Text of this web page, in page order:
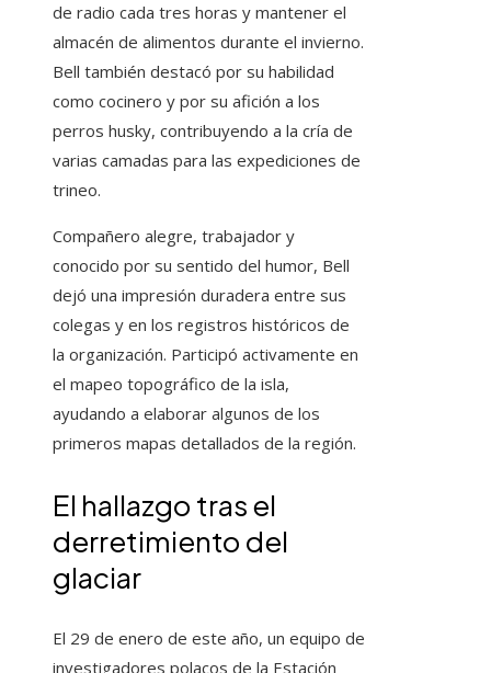
de radio cada tres horas y mantener el
almacén de alimentos durante el invierno.
Bell también destacó por su habilidad
como cocinero y por su afición a los
perros husky, contribuyendo a la cría de
varias camadas para las expediciones de
trineo.
Compañero alegre, trabajador y
conocido por su sentido del humor, Bell
dejó una impresión duradera entre sus
colegas y en los registros históricos de
la organización. Participó activamente en
el mapeo topográfico de la isla,
ayudando a elaborar algunos de los
primeros mapas detallados de la región.
El hallazgo tras el
derretimiento del
glaciar
El 29 de enero de este año, un equipo de
investigadores polacos de la Estación